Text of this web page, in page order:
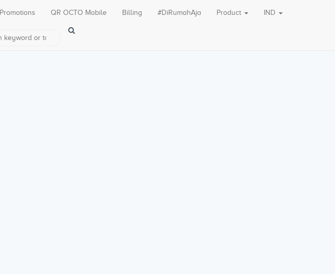
Promotions QR OCTO Mobile Billing #DiRumahAja Product IND